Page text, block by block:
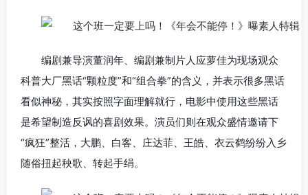
编剧兼导演董润年、编剧兼制片人应萝佳为现场观众
科普大厂黑话“颗粒度”和“组合拳”的含义，并表示很多黑话
看似神秘，其实按照字面理解就行，电影中使用这些黑话
是希望制造反讽的喜剧效果。演员们则在观众盛情邀请下
“疯狂”整活，大鹏、白客、庄达菲、王皓、衣云鹤纷纷入乡
随俗扭起秧歌、转起手绢。